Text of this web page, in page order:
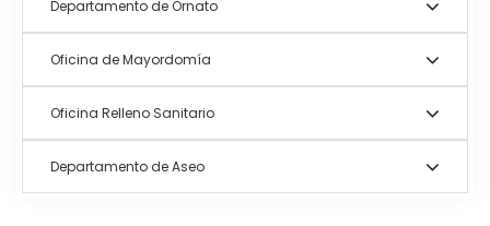
Departamento de Ornato
Oficina de Mayordomía
Oficina Relleno Sanitario
Departamento de Aseo